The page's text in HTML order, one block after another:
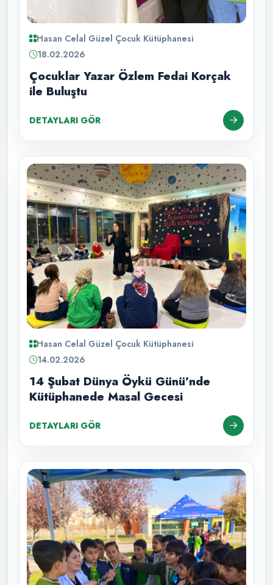
Hasan Celal Güzel Çocuk Kütüphanesi
18.02.2026
Çocuklar Yazar Özlem Fedai Korçak
ile Buluştu
DETAYLARI GÖR
Hasan Celal Güzel Çocuk Kütüphanesi
14.02.2026
14 Şubat Dünya Öykü Günü’nde
Kütüphanede Masal Gecesi
DETAYLARI GÖR